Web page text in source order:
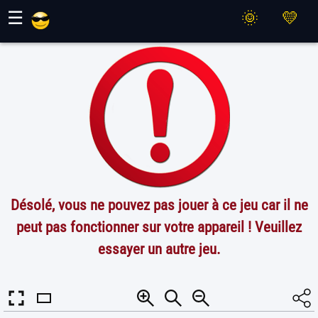
☰
Désolé, vous ne pouvez pas jouer à ce jeu car il ne
peut pas fonctionner sur votre appareil ! Veuillez
essayer un autre jeu.